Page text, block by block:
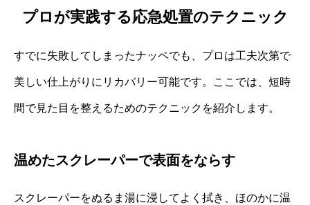
プロが実践する応急処置のテクニック
すでに失敗してしまったナッペでも、プロは工夫次第で
美しい仕上がりにリカバリー可能です。ここでは、短時
間で見た目を整えるためのテクニックを紹介します。
温めたスクレーパーで表面をならす
スクレーパーをぬるま湯に浸してよく拭き、ほのかに温